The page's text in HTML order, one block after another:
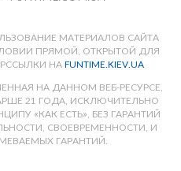
МАТЕРИАЛОВ САЙТА
ПРЯМОЙ, ОТКРЫТОЙ ДЛЯ
НАFUNTIME.KIEV.UA
НА ДАННОМ ВЕБ-РЕСУРСЕ,
21 ГОДА, ИСКЛЮЧИТЕЛЬНО
«КАК ЕСТЬ», БЕЗ ГАРАНТИЙ
СВОЕВРЕМЕННОСТИ, И
ГАРАНТИЙ.